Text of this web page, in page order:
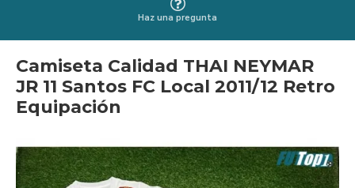
Haz una pregunta
Camiseta Calidad THAI NEYMAR
JR 11 Santos FC Local 2011/12 Retro
Equipación